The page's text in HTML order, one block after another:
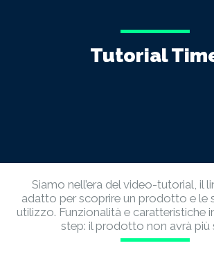
Tutorial
Siamo nell’era del video-tutorial, il
adatto per scoprire un prodotto e le
utilizzo. Funzionalità e caratteristiche
step: il prodotto non avrà più